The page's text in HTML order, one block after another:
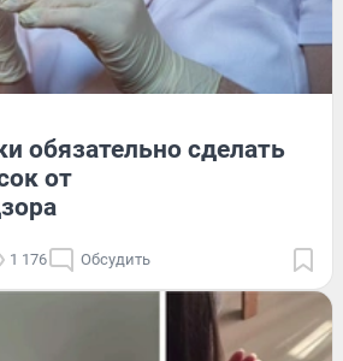
обязательно сделать
от
1 176 Обсудить